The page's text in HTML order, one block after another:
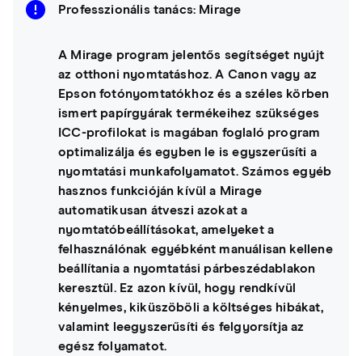
Professzionális tanács: Mirage
A Mirage program jelentős segítséget nyújt
az otthoni nyomtatáshoz. A Canon vagy az
Epson fotónyomtatókhoz és a széles körben
ismert papírgyárak termékeihez szükséges
ICC-profilokat is magában foglaló program
optimalizálja és egyben le is egyszerűsíti a
nyomtatási munkafolyamatot. Számos egyéb
hasznos funkcióján kívül a Mirage
automatikusan átveszi azokat a
nyomtatóbeállításokat, amelyeket a
felhasználónak egyébként manuálisan kellene
beállítania a nyomtatási párbeszédablakon
keresztül. Ez azon kívül, hogy rendkívül
kényelmes, kiküszöböli a költséges hibákat,
valamint leegyszerűsíti és felgyorsítja az
egész folyamatot.